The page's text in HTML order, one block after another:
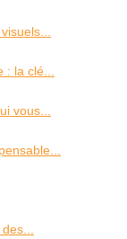
la clé...
vous...